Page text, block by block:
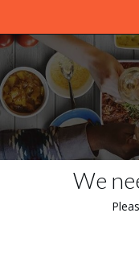
We